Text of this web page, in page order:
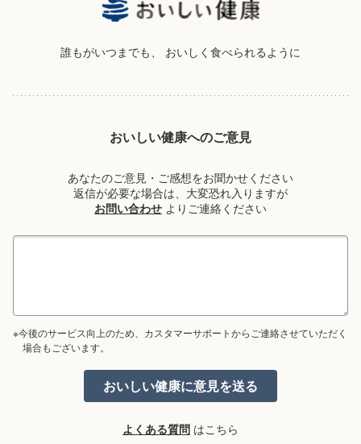
誰もがいつまでも、 おいしく食べられるように
おいしい健康へのご意見
あなたのご意見・ご感想をお聞かせください
返信が必要な場合は、大変恐れ入りますが
お問い合わせ よりご連絡ください
※今後のサービス向上のため、カスタマーサポートからご連絡させていただく
場合もございます。
よくある質問 はこちら